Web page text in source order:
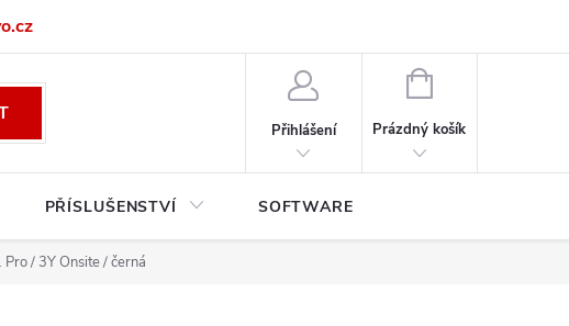
Přihlášení
NÁKUPNÍ
Prázdný košík
PŘÍSLUŠENSTVÍ SOFTWARE
/ 3Y Onsite / černá